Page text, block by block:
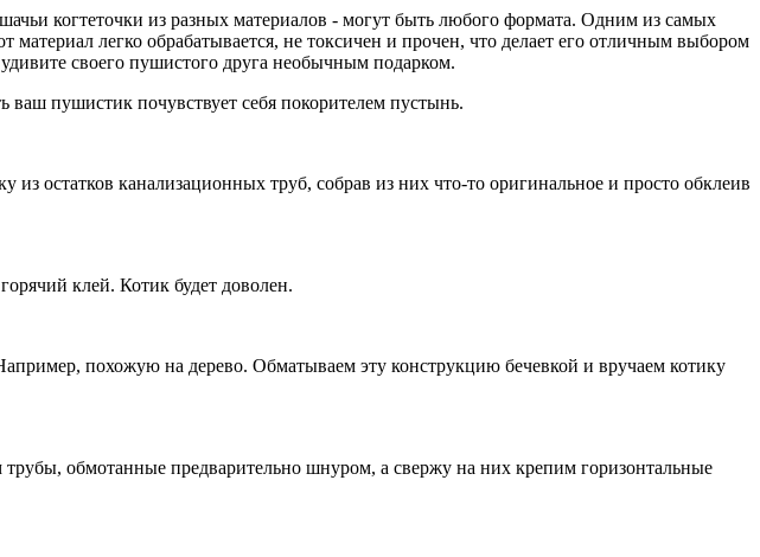
когтеточки из разных материалов - могут быть любого формата. Одним из самых
легко обрабатывается, не токсичен и прочен, что делает его отличным выбором
своего пушистого друга необычным подарком.
ваш пушистик почувствует себя покорителем пустынь.
остатков канализационных труб, собрав из них что-то оригинальное и просто обклеив
клей. Котик будет доволен.
похожую на дерево. Обматываем эту конструкцию бечевкой и вручаем котику
трубы, обмотанные предварительно шнуром, а свержу на них крепим горизонтальные